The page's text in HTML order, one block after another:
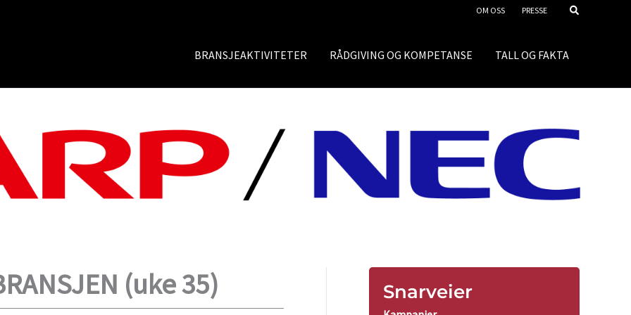
OM OSS PRESSE
BRANSJEAKTIVITETER RÅDGIVING OG KOMPETANSE TALL OG FAKTA
(uke 35) Snarveier